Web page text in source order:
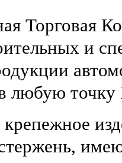
Торговая
и
любую точку